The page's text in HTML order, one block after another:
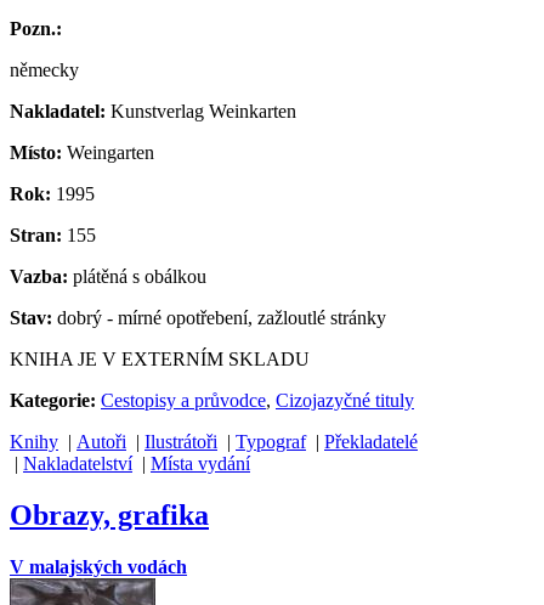
Pozn.:
německy
Nakladatel: Kunstverlag Weinkarten
Místo: Weingarten
Rok: 1995
Stran: 155
Vazba: plátěná s obálkou
Stav: dobrý - mírné opotřebení, zažloutlé stránky
KNIHA JE V EXTERNÍM SKLADU
Kategorie: Cestopisy a průvodce, Cizojazyčné tituly
Knihy | Autoři | Ilustrátoři | Typograf| Překladatelé
| Nakladatelství| Místa vydání
Obrazy, grafika
V malajských vodách